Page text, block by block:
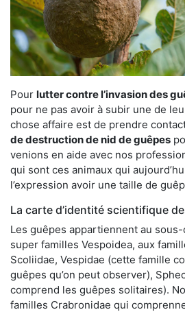
Pour lutter contre l’invasion des
pour ne pas avoir à subir une de
chose affaire est de prendre
de destruction de nid de guêpes
venions en aide avec nos
qui sont ces animaux qui
l’expression avoir une taille de
La carte d’identité scientifique
Les guêpes appartiennent au
super familles Vespoidea, aux
Scoliidae, Vespidae (cette famille
guêpes qu’on peut observer),
comprend les guêpes solitaires).
familles Crabronidae qui